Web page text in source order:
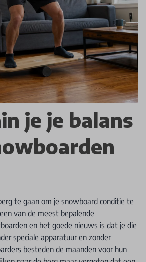
je je balans
te gaan om je snowboard conditie te
van de meest bepalende
en het goede nieuws is dat je die
speciale apparatuur en zonder
besteden de maanden voor hun